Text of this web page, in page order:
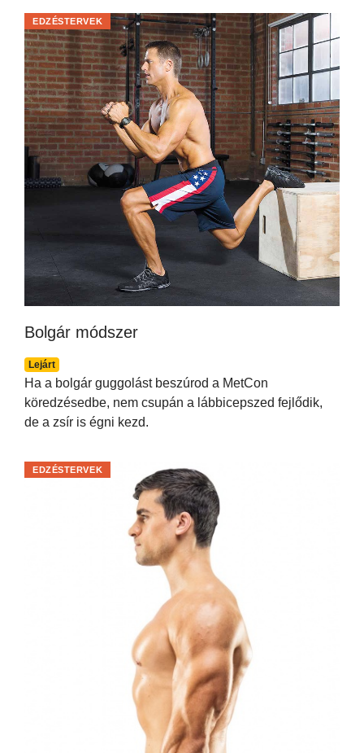
Bolgár módszer
Lejárt
EDZÉSTERVEK
Ha a bolgár guggolást beszúrod a MetCon
köredzésedbe, nem csupán a lábbicepszed fejlődik,
de a zsír is égni kezd.
EDZÉSTERVEK